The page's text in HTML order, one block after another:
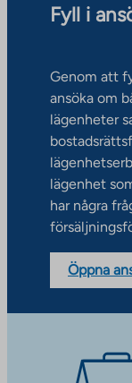
Fyll i
Genom att
ansöka om
lägenheter
lägenhet
har några
Öppna